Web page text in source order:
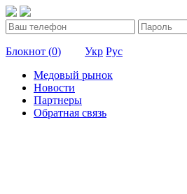
Блокнот (0) Укр Рус
Медовый рынок
Новости
Партнеры
Обратная связь